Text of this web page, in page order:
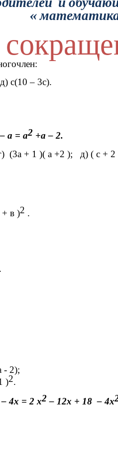
«
+2 ); д) с(10 – 3с).
– а = а2 +а – 2.
4); г) (3а + 1 )( а +2 );
в )2 .
- 2);
)2.
– 4х = 2 х2 – 12х + 18 – 4х